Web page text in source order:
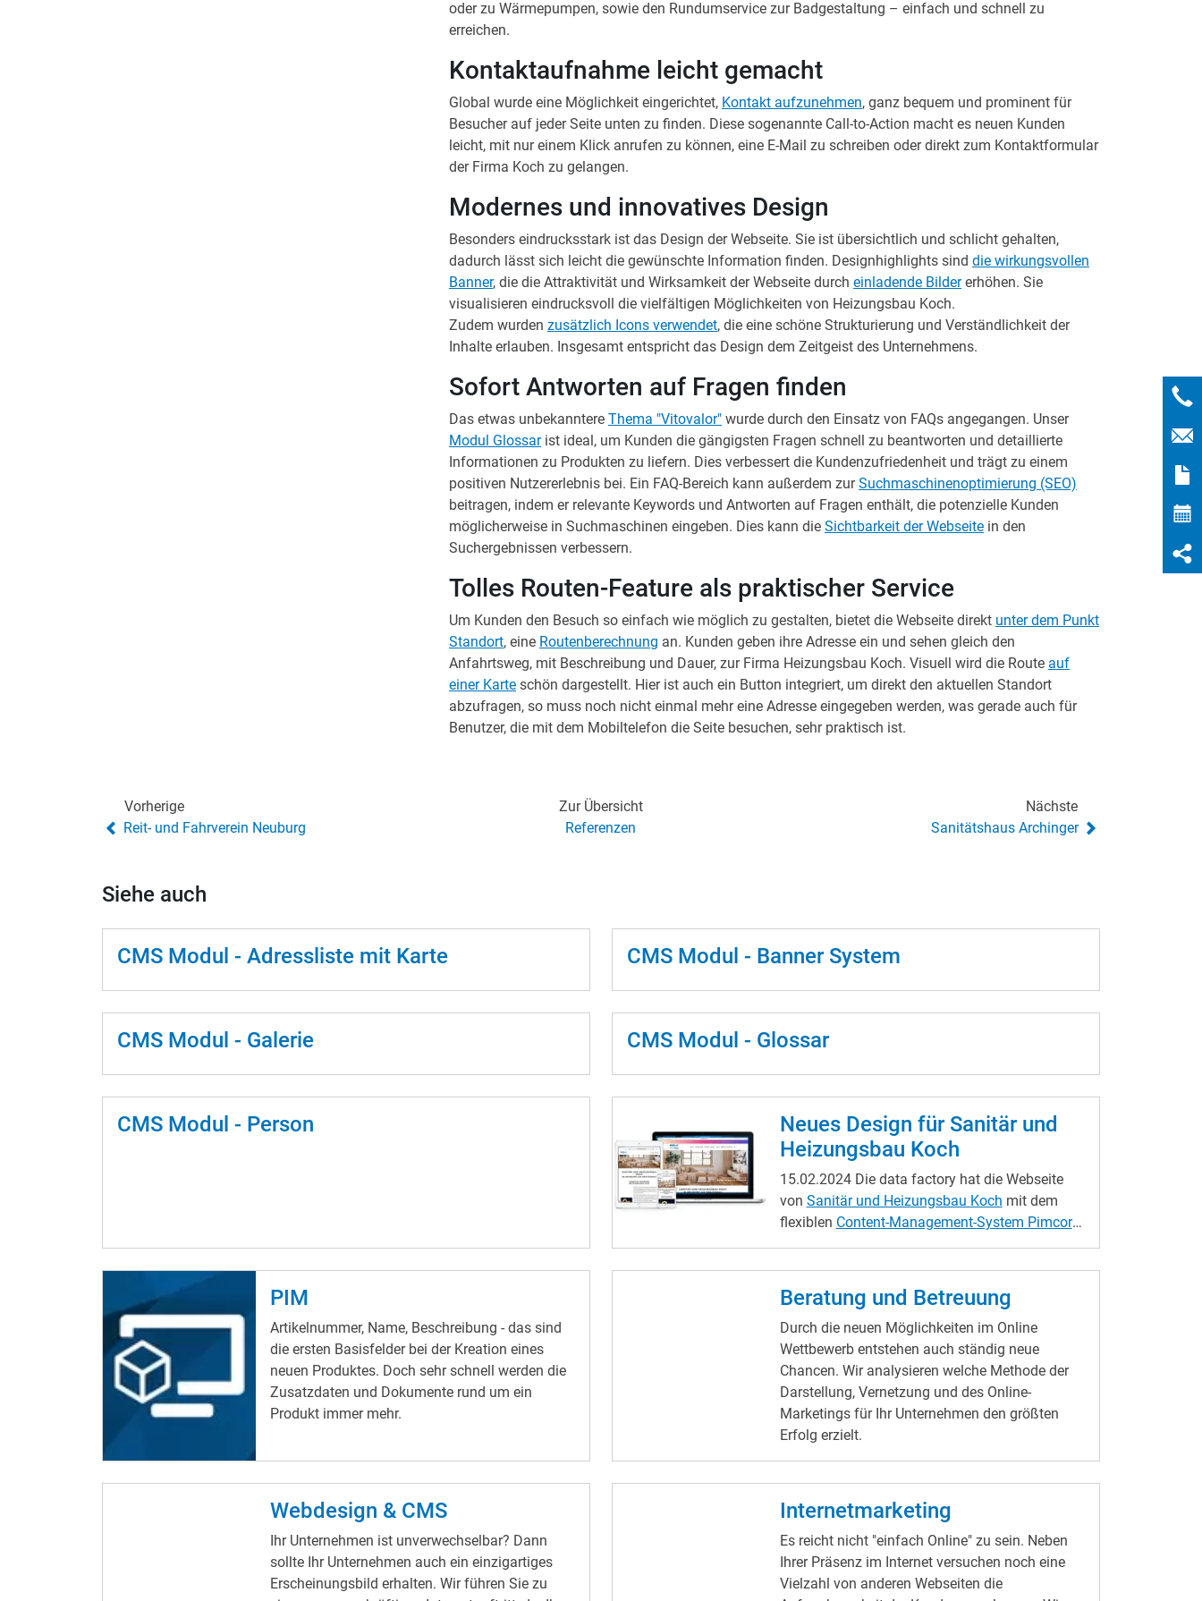
oder zu Wärmepumpen, sowie den Rundumservice zur Badgestaltung – einfach und schnell zu
erreichen.
Kontaktaufnahme leicht gemacht
Global wurde eine Möglichkeit eingerichtet, Kontakt aufzunehmen, ganz bequem und prominent für
Besucher auf jeder Seite unten zu finden. Diese sogenannte Call-to-Action macht es neuen Kunden
leicht, mit nur einem Klick anrufen zu können, eine E-Mail zu schreiben oder direkt zum Kontaktformular
der Firma Koch zu gelangen.
Modernes und innovatives Design
Besonders eindrucksstark ist das Design der Webseite. Sie ist übersichtlich und schlicht gehalten,
dadurch lässt sich leicht die gewünschte Information finden. Designhighlights sind die wirkungsvollen
Banner, die die Attraktivität und Wirksamkeit der Webseite durch einladende Bildererhöhen. Sie
visualisieren eindrucksvoll die vielfältigen Möglichkeiten von Heizungsbau Koch.
Zudem wurden zusätzlich Icons verwendet, die eine schöne Strukturierung und Verständlichkeit der
Inhalte erlauben. Insgesamt entspricht das Design dem Zeitgeist des Unternehmens.
Sofort Antworten auf Fragen finden
Das etwas unbekanntere Thema "Vitovalor" wurde durch den Einsatz von FAQs angegangen. Unser
Modul Glossarist ideal, um Kunden die gängigsten Fragen schnell zu beantworten und detaillierte
Informationen zu Produkten zu liefern. Dies verbessert die Kundenzufriedenheit und trägt zu einem
positiven Nutzererlebnis bei. Ein FAQ-Bereich kann außerdem zurSuchmaschinenoptimierung (SEO)
beitragen, indem er relevante Keywords und Antworten auf Fragen enthält, die potenzielle Kunden
möglicherweise in Suchmaschinen eingeben. Dies kann die Sichtbarkeit der Webseite in den
Suchergebnissen verbessern.
Tolles Routen-Feature als praktischer Service
Um Kunden den Besuch so einfach wie möglich zu gestalten, bietet die Webseite direkt unter dem Punkt
Standort, eine Routenberechnung an. Kunden geben ihre Adresse ein und sehen gleich den
Anfahrtsweg, mit Beschreibung und Dauer, zur Firma Heizungsbau Koch. Visuell wird die Route auf
einer Karte schön dargestellt. Hier ist auch ein Button integriert, um direkt den aktuellen Standort
abzufragen, so muss noch nicht einmal mehr eine Adresse eingegeben werden, was gerade auch für
Benutzer, die mit dem Mobiltelefon die Seite besuchen, sehr praktisch ist.
Vorherige
Reit- und Fahrverein Neuburg
Zur Übersicht
Referenzen
Nächste
Sanitätshaus Archinger
Siehe auch
CMS Modul - Adressliste mit Karte CMS Modul - Banner System
CMS Modul - Galerie CMS Modul - Glossar
CMS Modul - Person
Neues Design für Sanitär und
Heizungsbau Koch
15.02.2024 Die data factory hat die Webseite
von Sanitär und Heizungsbau Koch mit dem
flexiblen Content-Management-System Pimcore
komplett neu gestaltet.
Designs
waren, Inhalte übersichtlich und
verständlich aufzubereiten. Visuelle Highlights
sind dabei dieansprechenden Banner, die die
Attraktivität der Seite steigern und die
Möglichkeiten der Firma Koch eindrucksvoll
darstellen. Schnelle Kontaktaufnahme Für eine
vereinfachte Kontaktaufnahme ist eine Call-to-
Action-Funktion integriert, die sich auf jeder
Seite wiederfindet und Nutzern erlaubt, mit nur
einem KlickKontakt aufzunehmen. Dieser
unkomplizierte Zugang macht es Besuchern
leicht, Anfragen zu stellen. Fragen vorweg
nehmen Eine weitere Funktion, die zur
Kundenzufriedenheit beiträgt, ist derFAQ-
Bereich. Er adressiert spezielle Anliegen und
PIM
Artikelnummer, Name, Beschreibung - das sind
die ersten Basisfelder bei der Kreation eines
neuen Produktes. Doch sehr schnell werden die
Zusatzdaten und Dokumente rund um ein
Produkt immer mehr.
Beratung und Betreuung
Durch die neuen Möglichkeiten im Online
Wettbewerb entstehen auch ständig neue
Chancen. Wir analysieren welche Methode der
Darstellung, Vernetzung und des Online-
Marketings für Ihr Unternehmen den größten
Erfolg erzielt.
Webdesign & CMS
Ihr Unternehmen ist unverwechselbar? Dann
sollte Ihr Unternehmen auch ein einzigartiges
Erscheinungsbild erhalten. Wir führen Sie zu
Internetmarketing
Es reicht nicht "einfach Online" zu sein. Neben
Ihrer Präsenz im Internet versuchen noch eine
Vielzahl von anderen Webseiten die